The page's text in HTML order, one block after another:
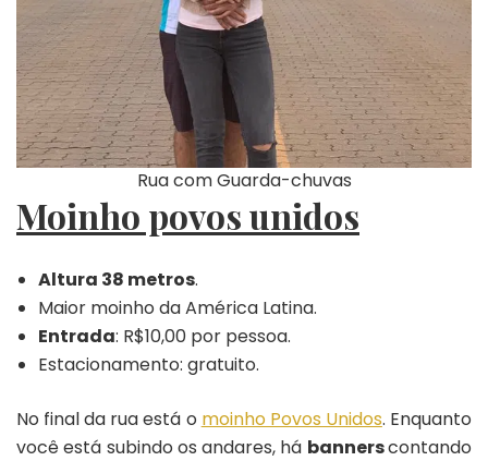
Rua com Guarda-chuvas
Moinho povos unidos
Altura 38 metros.
Maior moinho da América Latina.
Entrada: R$10,00 por pessoa.
Estacionamento: gratuito.
No final da rua está o moinho Povos Unidos. Enquanto
você está subindo os andares, há bannerscontando